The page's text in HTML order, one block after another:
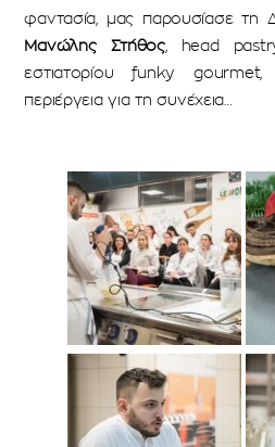
φαντασία, μας παρουσίασε τη
Μανώλης Στήθος, head
εστιατορίου funky
περιέργεια για τη συνέχεια…